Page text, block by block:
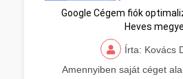
Google Cégem fiók
Heves megye
Írta: Kovács
Amennyiben saját céget